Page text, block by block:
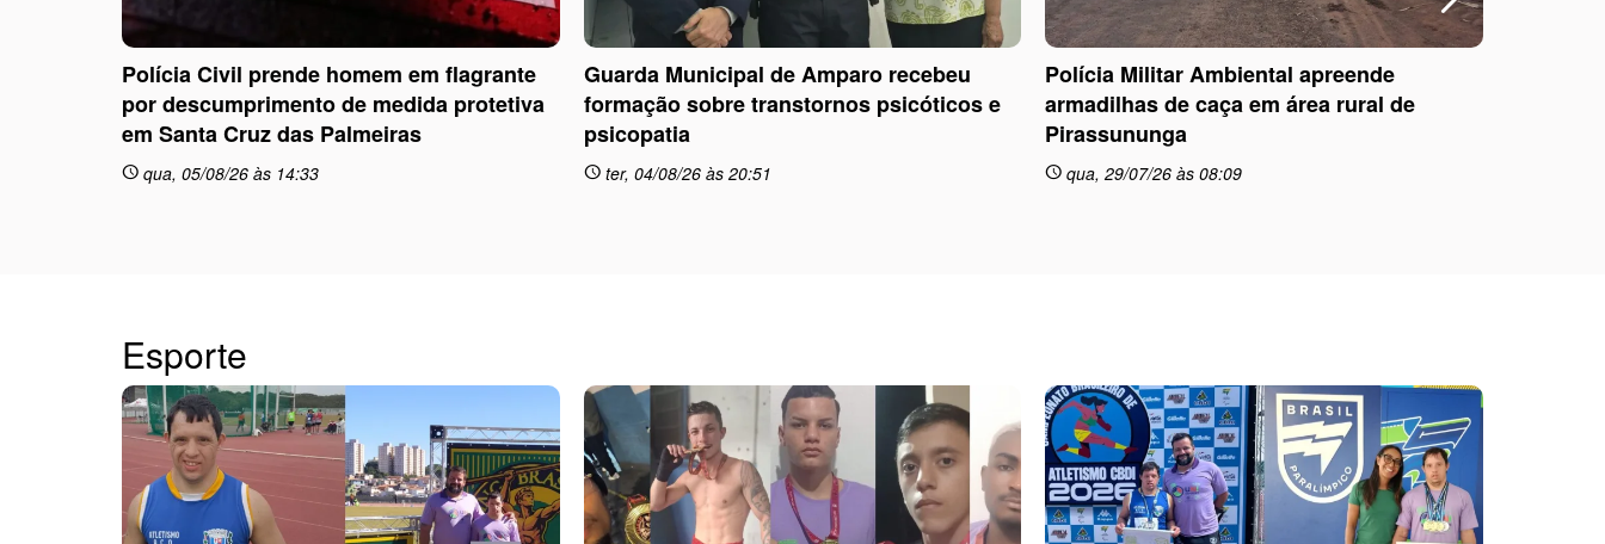
Polícia Civil prende homem em flagrante
por descumprimento de medida protetiva
em Santa Cruz das Palmeiras
schedule qua, 05/08/26 às 14:33
Guarda Municipal de Amparo recebeu
formação sobre transtornos psicóticos e
psicopatia
scheduleter, 04/08/26 às 20:51
Polícia Militar Ambiental apreende
armadilhas de caça em área rural de
Pirassununga
schedule qua, 29/07/26 às 08:09
Esporte